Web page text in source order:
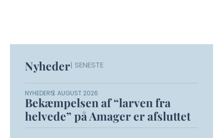
Nyheder| SENESTE
NYHEDER5. AUGUST 2026
Bekæmpelsen af “larven fra
helvede” på Amager er afsluttet